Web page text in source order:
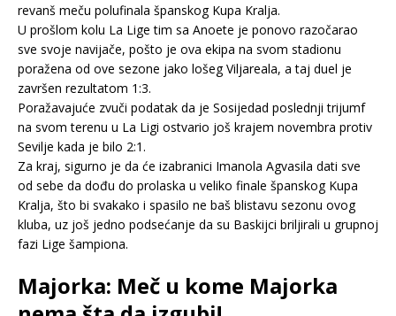
revanš meču polufinala španskog Kupa Kralja.
U prošlom kolu La Lige tim sa Anoete je ponovo razočarao
sve svoje navijače, pošto je ova ekipa na svom stadionu
poražena od ove sezone jako lošeg Viljareala, a taj duel je
završen rezultatom 1:3.
Poražavajuće zvuči podatak da je Sosijedad poslednji trijumf
na svom terenu u La Ligi ostvario još krajem novembra protiv
Sevilje kada je bilo 2:1.
Za kraj, sigurno je da će izabranici Imanola Agvasila dati sve
od sebe da dođu do prolaska u veliko finale španskog Kupa
Kralja, što bi svakako i spasilo ne baš blistavu sezonu ovog
kluba, uz još jedno podsećanje da su Baskijci briljirali u grupnoj
fazi Lige šampiona.
Majorka: Meč u kome Majorka